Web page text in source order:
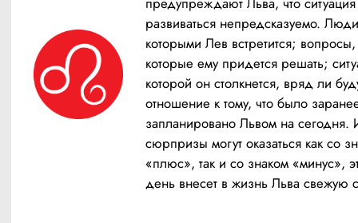
развиваться непредсказуемо.
которыми Лев встретится; вопросы,
которые ему придется решать;
которой он столкнется, вряд ли
отношение к тому, что было
запланировано Львом на сегодня.
сюрпризы могут оказаться как со
«плюс», так и со знаком «минус»,
день внесет в жизнь Льва свежую